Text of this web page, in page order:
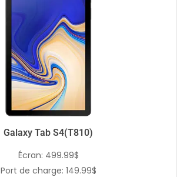
Galaxy Tab S4(T810)
Écran: 499.99$
Port de charge: 149.99$